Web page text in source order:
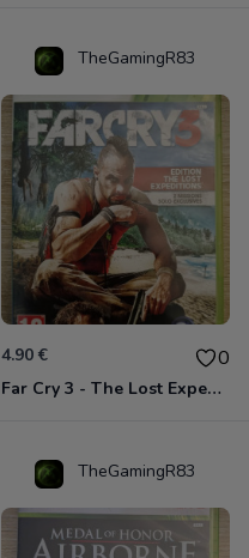
TheGamingR83
4.90 € 0
Far Cry 3 - The Lost Expeditions - Edition Spéciale Xbox 360
TheGamingR83